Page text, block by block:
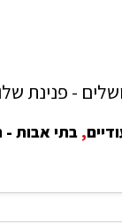
- פנינת
, בתי אבות -